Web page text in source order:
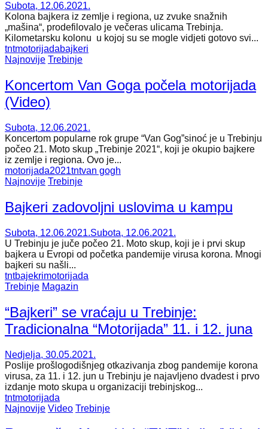
Subota, 12.06.2021.
Kolona bajkera iz zemlje i regiona, uz zvuke snažnih
„mašina“, prodefilovalo je večeras ulicama Trebinja.
Kilometarsku kolonu u kojoj su se mogle vidjeti gotovo svi...
tntmotorijadabajkeri
Najnovije Trebinje
Koncertom Van Goga počela motorijada
(Video)
Subota, 12.06.2021.
Koncertom popularne rok grupe “Van Gog”sinoć je u Trebinju
počeo 21. Moto skup „Trebinje 2021“, koji je okupio bajkere
iz zemlje i regiona. Ovo je...
motorijada2021tntvan gogh
Najnovije Trebinje
Bajkeri zadovoljni uslovima u kampu
Subota, 12.06.2021.Subota, 12.06.2021.
U Trebinju je juče počeo 21. Moto skup, koji je i prvi skup
bajkera u Evropi od početka pandemije virusa korona. Mnogi
bajkeri su našli...
tntbajekrimotorijada
Trebinje Magazin
“Bajkeri” se vraćaju u Trebinje:
Tradicionalna “Motorijada” 11. i 12. juna
Nedjelja, 30.05.2021.
Poslije prošlogodišnjeg otkazivanja zbog pandemije korona
virusa, za 11. i 12. jun u Trebinju je najavljeno dvadest i prvo
izdanje moto skupa u organizaciji trebinjskog...
tntmotorijada
Najnovije Video Trebinje